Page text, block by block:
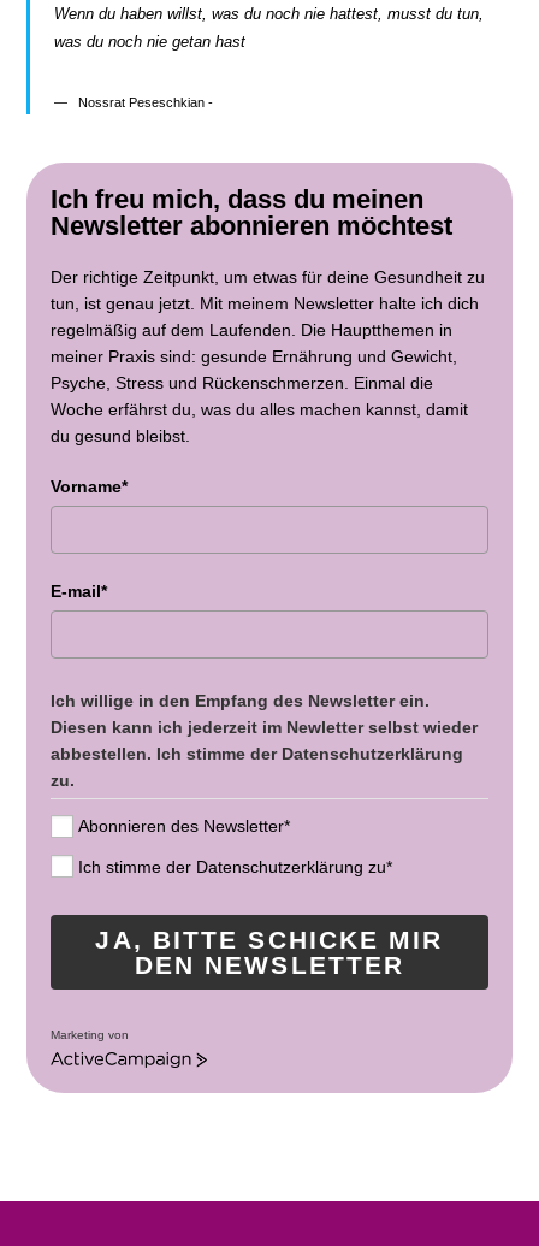
Wenn du haben willst, was du noch nie hattest, musst du tun,
was du noch nie getan hast
Nossrat Peseschkian -
Ich freu mich, dass du meinen
Newsletter abonnieren möchtest
Der richtige Zeitpunkt, um etwas für deine Gesundheit zu
tun, ist genau jetzt. Mit meinem Newsletter halte ich dich
regelmäßig auf dem Laufenden. Die Hauptthemen in
meiner Praxis sind: gesunde Ernährung und Gewicht,
Psyche, Stress und Rückenschmerzen. Einmal die
Woche erfährst du, was du alles machen kannst, damit
du gesund bleibst.
Vorname*
E-mail*
Ich willige in den Empfang des Newsletter ein.
Diesen kann ich jederzeit im Newletter selbst wieder
abbestellen. Ich stimme der Datenschutzerklärung
zu.
Abonnieren des Newsletter*
Ich stimme der Datenschutzerklärung zu*
JA, BITTE SCHICKE MIR
DEN NEWSLETTER
Marketing von
A